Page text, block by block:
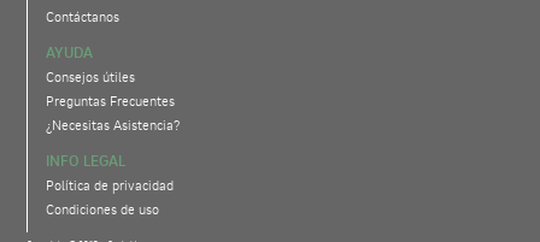
Contáctanos
AYUDA
Consejos útiles
Preguntas Frecuentes
¿Necesitas Asistencia?
INFO LEGAL
Política de privacidad
Condiciones de uso